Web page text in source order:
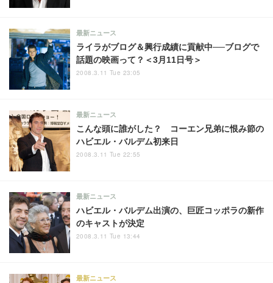
ライラがブログ＆興行成績に貢献中──ブログで
話題の映画って？＜3月11日号＞
最新ニュース
2008.3.11 Tue 23:05
こんな頭に誰がした？ コーエン兄弟に恨み節の
ハビエル・バルデム初来日
最新ニュース
2008.3.11 Tue 22:55
ハビエル・バルデム出演の、巨匠コッポラの新作
のキャストが決定
最新ニュース
2008.3.11 Tue 13:44
最新ニュース